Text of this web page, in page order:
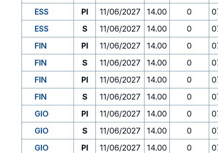
ESS
PI 11/06/2027 14.00 0
ESS
S 11/06/2027 14.00 0
FIN
PI 11/06/2027 14.00 0
FIN
S 11/06/2027 14.00 0
FIN
PI 11/06/2027 14.00 0
FIN
S 11/06/2027 14.00 0
GIO
PI 11/06/2027 14.00 0
GIO
S 11/06/2027 14.00 0
GIO
PI 11/06/2027 14.00 0